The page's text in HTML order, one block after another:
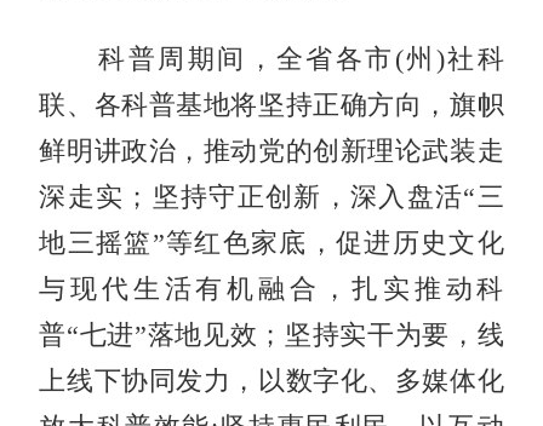
科普周期间，全省各市(州)社科
联、各科普基地将坚持正确方向，旗帜
鲜明讲政治，推动党的创新理论武装走
深走实；坚持守正创新，深入盘活“三
地三摇篮”等红色家底，促进历史文化
与现代生活有机融合，扎实推动科
普“七进”落地见效；坚持实干为要，线
上线下协同发力，以数字化、多媒体化